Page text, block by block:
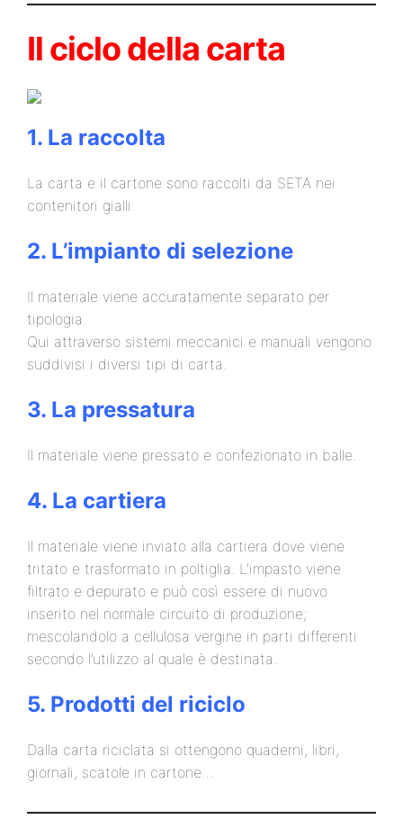
Il ciclo della carta
1. La raccolta
La carta e il cartone sono raccolti da SETA nei
contenitori gialli.
2. L’impianto di selezione
Il materiale viene accuratamente separato per
tipologia.
Qui attraverso sistemi meccanici e manuali vengono
suddivisi i diversi tipi di carta.
3. La pressatura
Il materiale viene pressato e confezionato in balle.
4. La cartiera
Il materiale viene inviato alla cartiera dove viene
tritato e trasformato in poltiglia. L’impasto viene
filtrato e depurato e può così essere di nuovo
inserito nel normale circuito di produzione;
mescolandolo a cellulosa vergine in parti differenti
secondo l’utilizzo al quale è destinata.
5. Prodotti del riciclo
Dalla carta riciclata si ottengono quaderni, libri,
giornali, scatole in cartone…